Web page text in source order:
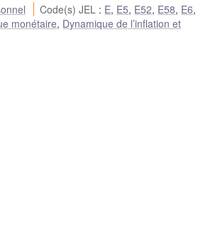
Code(s) JEL : E, E5, E52, E58, E6,
monétaire, Dynamique de l’inflation et